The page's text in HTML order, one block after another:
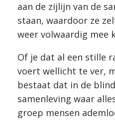
aan de zijlijn van de
staan, waardoor ze
weer volwaardig mee
Of je dat al een stille
voert wellicht te ver,
bestaat dat in de
samenleving waar
groep mensen